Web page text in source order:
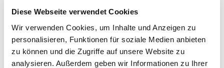
Diese Webseite verwendet Cookies
Wir verwenden Cookies, um Inhalte und Anzeigen zu
personalisieren, Funktionen für soziale Medien anbieten
zu können und die Zugriffe auf unsere Website zu
analysieren. Außerdem geben wir Informationen zu Ihrer
Kreisvolkshochschule Plön sowie der Stiftergemeinschaft
der Fördesparkasse hat dieses Café in Leben gerufen.
Kommen Sie gern vorbei! Die Organisatoren freuen sich
auf Sie!